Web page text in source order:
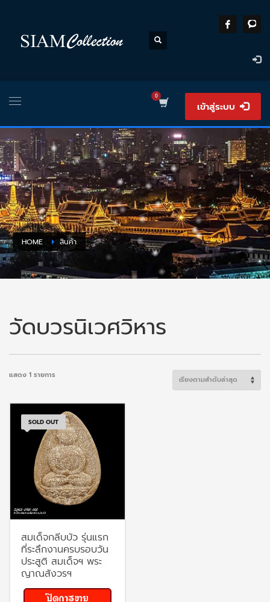
เข้าสู่ระบบ
HOME สินค้า
วัดบวรนิเวศวิหาร
แสดง 1 รายการ
SOLD OUT
สมเด็จกลีบบัว รุ่นแรก
ที่ระลึกงานครบรอบวัน
ประสูติ สมเด็จฯ พระ
ญาณสังวรฯ